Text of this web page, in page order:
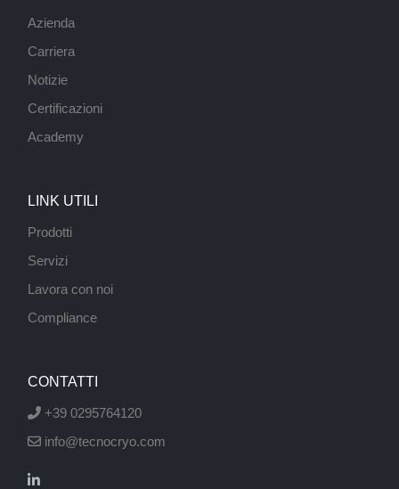
Azienda
Carriera
Notizie
Certificazioni
Academy
LINK UTILI
Prodotti
Servizi
Lavora con noi
Compliance
CONTATTI
+39 0295764120
info@tecnocryo.com